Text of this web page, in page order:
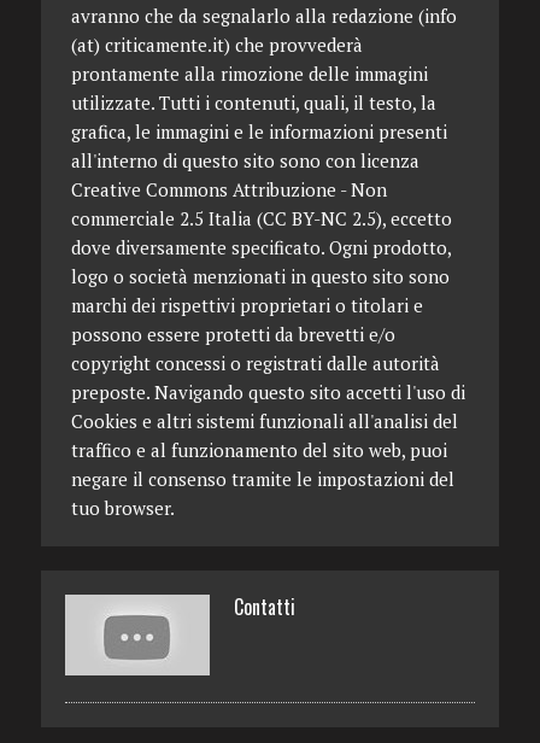
avranno che da segnalarlo alla redazione (info
(at) criticamente.it) che provvederà
prontamente alla rimozione delle immagini
utilizzate. Tutti i contenuti, quali, il testo, la
grafica, le immagini e le informazioni presenti
all'interno di questo sito sono con licenza
Creative Commons Attribuzione - Non
commerciale 2.5 Italia (CC BY-NC 2.5), eccetto
dove diversamente specificato. Ogni prodotto,
logo o società menzionati in questo sito sono
marchi dei rispettivi proprietari o titolari e
possono essere protetti da brevetti e/o
copyright concessi o registrati dalle autorità
preposte. Navigando questo sito accetti l'uso di
Cookies e altri sistemi funzionali all'analisi del
traffico e al funzionamento del sito web, puoi
negare il consenso tramite le impostazioni del
tuo browser.
Contatti